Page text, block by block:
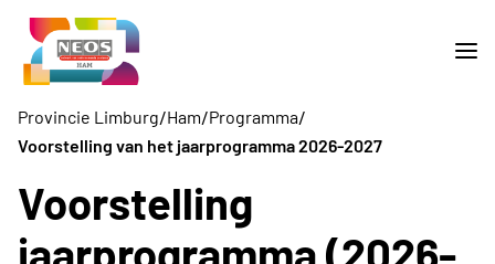
Provincie Limburg/Ham/Programma/
Voorstelling van het jaarprogramma 2026-2027
Voorstelling
jaarprogramma (2026-